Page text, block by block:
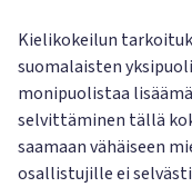
Kielikokeilun
suomalaisten
monipuolistaa
selvittäminen tällä
saamaan vähäiseen
osallistujille ei